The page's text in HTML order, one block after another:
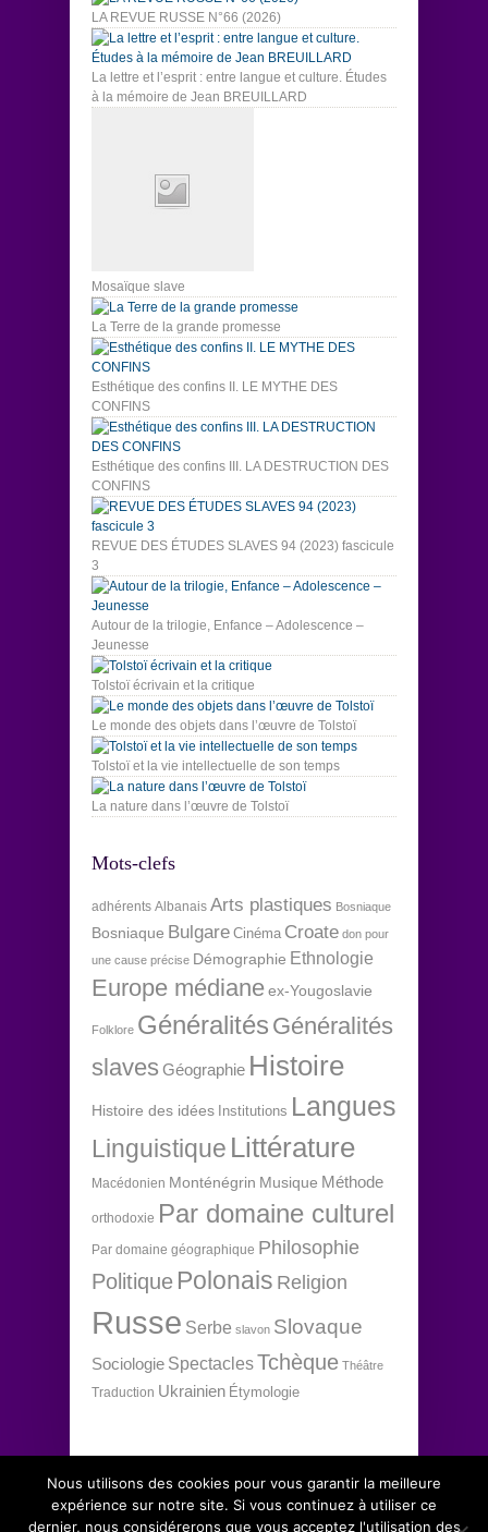
LA REVUE RUSSE N°66 (2026)
La lettre et l’esprit : entre langue et culture. Études
à la mémoire de Jean BREUILLARD
Mosaïque slave
La Terre de la grande promesse
Esthétique des confins II. LE MYTHE DES
CONFINS
Esthétique des confins III. LA DESTRUCTION DES
CONFINS
REVUE DES ÉTUDES SLAVES 94 (2023) fascicule
3
Autour de la trilogie, Enfance – Adolescence –
Jeunesse
Tolstoï écrivain et la critique
Le monde des objets dans l’œuvre de Tolstoï
Tolstoï et la vie intellectuelle de son temps
La nature dans l’œuvre de Tolstoï
Mots-clefs
adhérents Albanais Arts plastiques Bosniaque
Bosniaque Bulgare Cinéma Croate don pour
une cause précise Démographie Ethnologie
Europe médianeex-Yougoslavie
Folklore Généralités Généralités
slaves Géographie Histoire
Histoire des idées Institutions Langues
Linguistique Littérature
Macédonien Monténégrin Musique Méthode
orthodoxie Par domaine culturel
Par domaine géographique Philosophie
Politique Polonais Religion
Russe Serbe slavon Slovaque
Sociologie SpectaclesTchèque Théâtre
Traduction Ukrainien Étymologie
Nous utilisons des cookies pour vous garantir la meilleure
expérience sur notre site. Si vous continuez à utiliser ce
dernier, nous considérerons que vous acceptez l'utilisation des